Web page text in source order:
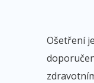
Ošetření